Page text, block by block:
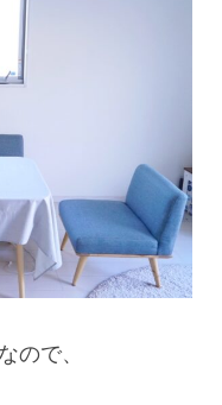
ので、